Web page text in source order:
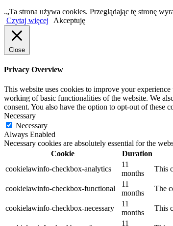
.„Ta strona używa cookies. Przeglądając tę stronę
Czytaj więcej
Akceptuję
Close
Privacy Overview
This website uses cookies to improve your
working of basic functionalities of the website. We
consent. You also have the option to opt-out of these
Necessary
Necessary
Always Enabled
Necessary cookies are absolutely essential for the
Cookie
Duration
cookielawinfo-checkbox-analytics
11
months
This
cookielawinfo-checkbox-functional
11
months
The
cookielawinfo-checkbox-necessary
11
months
This
11